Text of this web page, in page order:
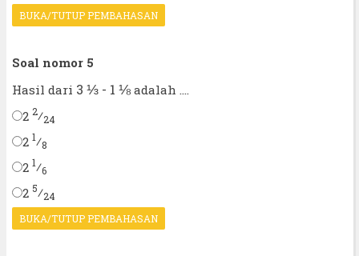
BUKA/TUTUP PEMBAHASAN
Soal nomor 5
Hasil dari 3 ⅓ - 1 ⅛ adalah ....
2 2⁄24
2 1⁄8
2 1⁄6
2 5⁄24
BUKA/TUTUP PEMBAHASAN